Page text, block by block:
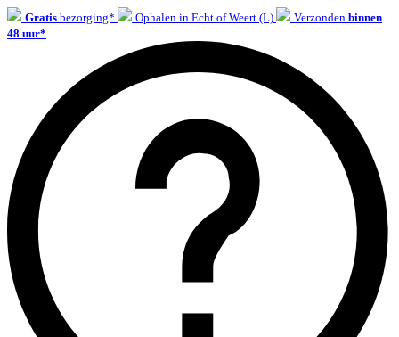
Gratis bezorging* Ophalen in Echt of Weert (L) Verzonden binnen
48 uur*